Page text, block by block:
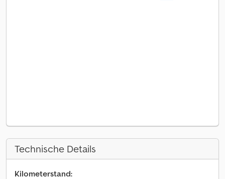
Technische Details
Kilometerstand: